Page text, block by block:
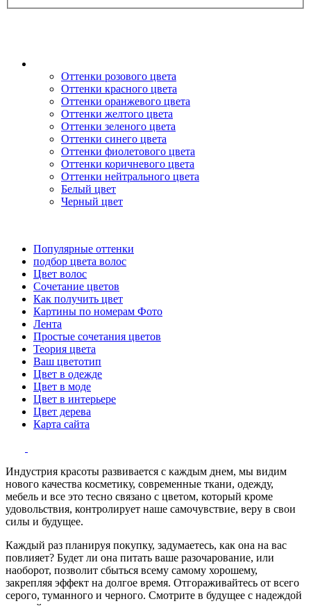
Оттенки розового цвета
Оттенки красного цвета
Оттенки оранжевого цвета
Оттенки желтого цвета
Оттенки зеленого цвета
Оттенки синего цвета
Оттенки фиолетового цвета
Оттенки коричневого цвета
Оттенки нейтрального цвета
Белый цвет
Черный цвет
Популярные оттенки
подбор цвета волос
Цвет волос
Сочетание цветов
Как получить цвет
Картины по номерам Фото
Лента
Простые сочетания цветов
Теория цвета
Ваш цветотип
Цвет в одежде
Цвет в моде
Цвет в интерьере
Цвет дерева
Карта сайта
Индустрия красоты развивается с каждым днем, мы видим
нового качества косметику, современные ткани, одежду,
мебель и все это тесно связано с цветом, который кроме
удовольствия, контролирует наше самочувствие, веру в свои
силы и будущее.
Каждый раз планируя покупку, задумаетесь, как она на вас
повлияет? Будет ли она питать ваше разочарование, или
наоборот, позволит сбыться всему самому хорошему,
закрепляя эффект на долгое время. Отгораживайтесь от всего
серого, туманного и черного. Смотрите в будущее с надеждой